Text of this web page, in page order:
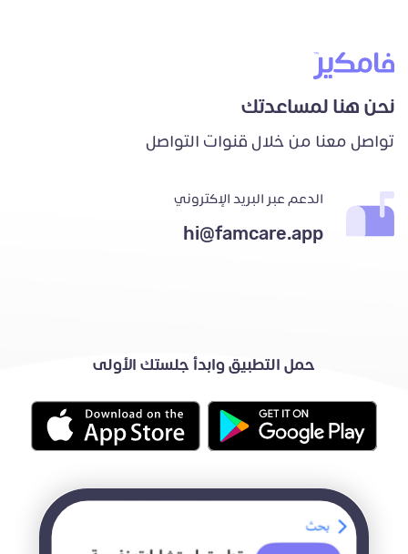
نحن هنا لمساعدتك
تواصل معنا من خلال قنوات التواصل
الدعم عبر البريد الإكتروني
hi@famcare.app
حمل التطبيق وابدأ جلستك الأولى